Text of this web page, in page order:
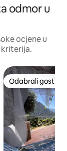
odmor u
ocjene u
Odabrali gosti
Odabrali gosti